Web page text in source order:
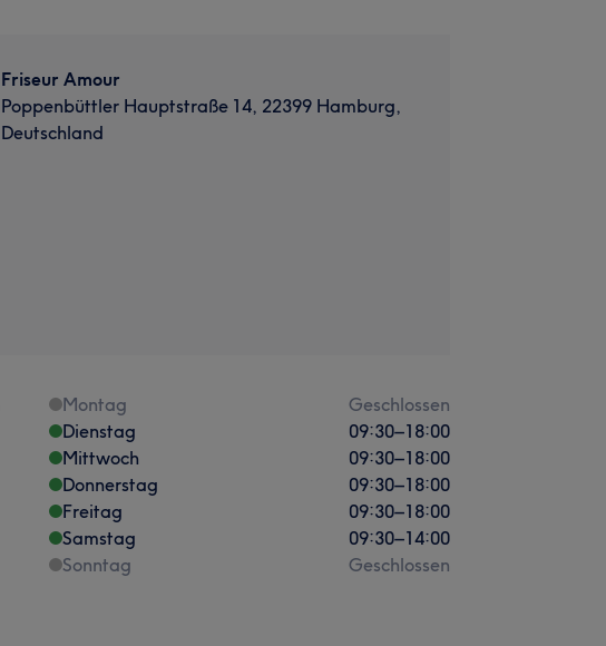
Friseur Amour
Poppenbüttler Hauptstraße 14, 22399 Hamburg,
Deutschland
Montag
Geschlossen
Dienstag
09:30–18:00
Mittwoch
09:30–18:00
Donnerstag
09:30–18:00
Freitag
09:30–18:00
Samstag
09:30–14:00
Sonntag
Geschlossen